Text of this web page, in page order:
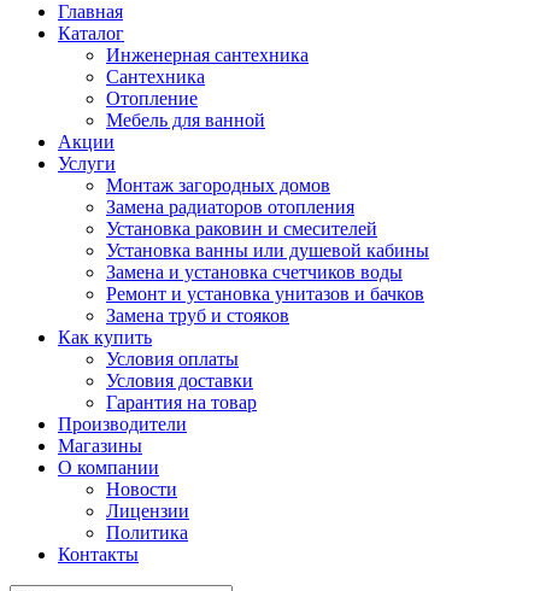
Главная
Каталог
Инженерная сантехника
Сантехника
Отопление
Мебель для ванной
Акции
Услуги
Монтаж загородных домов
Замена радиаторов отопления
Установка раковин и смесителей
Установка ванны или душевой кабины
Замена и установка счетчиков воды
Ремонт и установка унитазов и бачков
Замена труб и стояков
Как купить
Условия оплаты
Условия доставки
Гарантия на товар
Производители
Магазины
О компании
Новости
Лицензии
Политика
Контакты